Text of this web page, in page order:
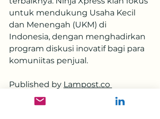
untuk mendukung Usaha Kecil
dan Menengah (UKM) di
Indonesia, dengan menghadirkan
program diskusi inovatif bagi para
komuniitas penjual.
Published by Lampost.co
https://lampost.co/berita-ninja-
xpress-gelar-flash-sale-di-